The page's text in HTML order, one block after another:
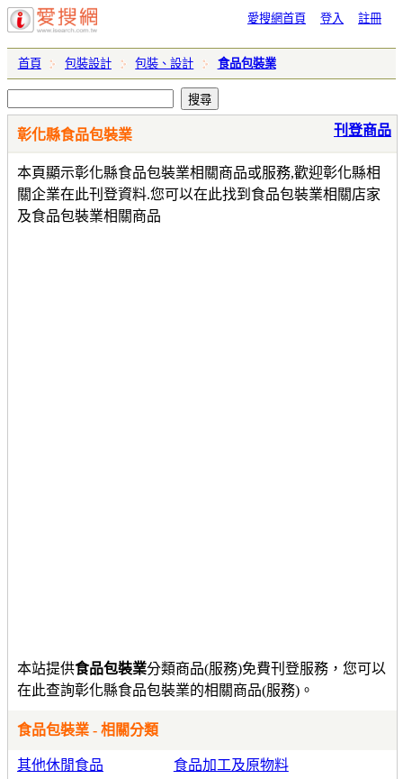
愛搜網首頁 登入 註冊
首頁 包裝設計 包裝、設計 食品包裝業
彰化縣食品包裝業
本頁顯示彰化縣食品包裝業相關商品或服務,歡迎彰化縣相
關企業在此刊登資料.您可以在此找到食品包裝業相關店家
及食品包裝業相關商品
刊登商品
本站提供食品包裝業分類商品(服務)免費刊登服務，您可以
在此查詢彰化縣食品包裝業的相關商品(服務)。
食品包裝業 - 相關分類
其他休閒食品 食品加工及原物料